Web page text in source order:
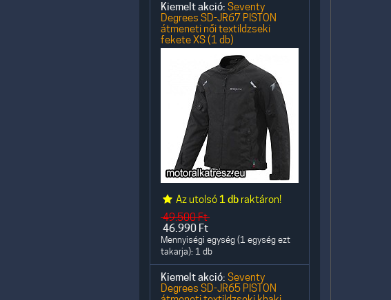
Kiemelt akció: Seventy
Degrees SD-JR67 PISTON
átmeneti női textildzseki
fekete XS (1 db)
Az utolsó 1 db raktáron!
49.500Ft
46.990 Ft
Mennyiségi egység (1 egység ezt
takarja): 1 db
Kiemelt akció: Seventy
Degrees SD-JR65 PISTON